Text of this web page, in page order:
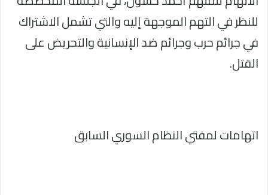
للنظر في التهم الموجهة إليه والتي تشمل الاشتراك
في جرائم حرب وجرائم ضد الإنسانية والتحريض على
القتل.
اتهامات لمفتي النظام السوري السابق